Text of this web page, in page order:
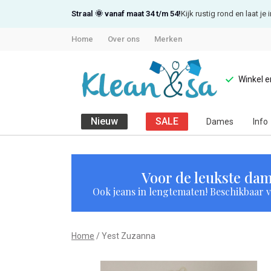
Straal 🌞 vanaf maat 34 t/m 54!Kijk rustig rond en laat je
Home Over ons Merken
Winkel
Nieuw SALE Dames Info
Zuzanna
Klean
Voor de leukste
Ook jeans in lengtematen!
Home Yest Zuzanna